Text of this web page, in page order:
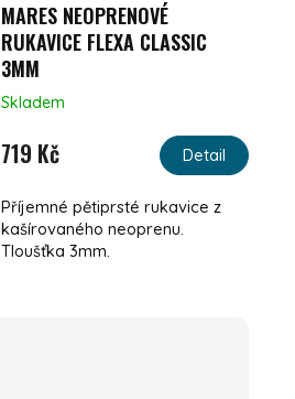
MARES NEOPRENOVÉ
RUKAVICE FLEXA CLASSIC
3MM
Skladem
719 Kč Detail
Příjemné pětiprsté rukavice z
kašírovaného neoprenu.
Tloušťka 3mm.